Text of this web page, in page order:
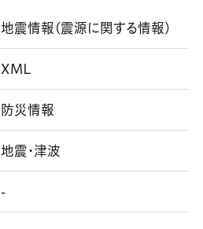
地震情報(震源に関する情報)
XML
防災情報
地震・津波
-